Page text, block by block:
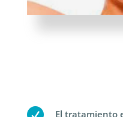
El tratamiento